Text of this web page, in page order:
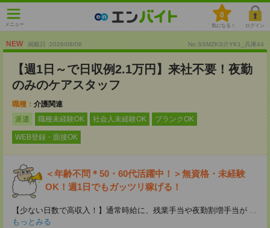
メニュー
0
気になる！ ログイン
NEW 掲載日 :2026/08/06 No.SSMZKS介YK1_兵庫44
【週1日～で日収例2.1万円】来社不要！夜勤
のみのケアスタッフ
職種： 介護関連
派遣
職種未経験OK 社会人未経験OK ブランクOK
WEB登録・面接OK
＜年齢不問＊50・60代活躍中！＞無資格・未経験
OK！週1日でもガッツリ稼げる！
【少ない日数で高収入！】通常時給に、残業手当や夜勤割増手当が ...
もっとみる